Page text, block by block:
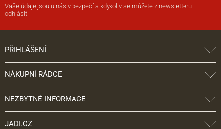
Vaše údaje jsou u nás v bezpečí a kdykoliv se můžete z newsletteru
odhlásit.
PŘIHLÁŠENÍ
NÁKUPNÍ RÁDCE
NEZBYTNÉ INFORMACE
JADI.CZ